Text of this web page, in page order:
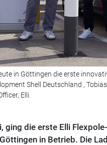
in Göttingen die erste
Shell Deutschland ,
Elli.
ging die erste Elli
in Betrieb. Die